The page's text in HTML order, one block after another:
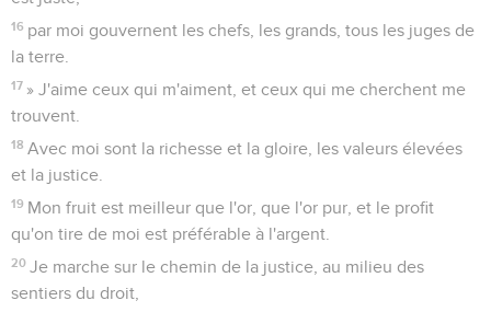
16 par moi gouvernent les chefs, les grands, tous les juges de
la terre.
17 » J'aime ceux qui m'aiment, et ceux qui me cherchent me
trouvent.
18 Avec moi sont la richesse et la gloire, les valeurs élevées
et la justice.
19 Mon fruit est meilleur que l'or, que l'or pur, et le profit
qu'on tire de moi est préférable à l'argent.
20 Je marche sur le chemin de la justice, au milieu des
sentiers du droit,